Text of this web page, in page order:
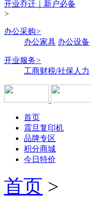
开业乔迁｜新户必备
>
办公采购>
办公家具 办公设备
开业服务>
工商财税/社保人力
首页
震旦复印机
品牌专区
积分商城
今日特价
首页 >